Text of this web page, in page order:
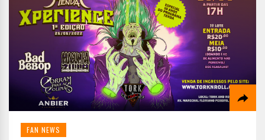
FAN NEWS